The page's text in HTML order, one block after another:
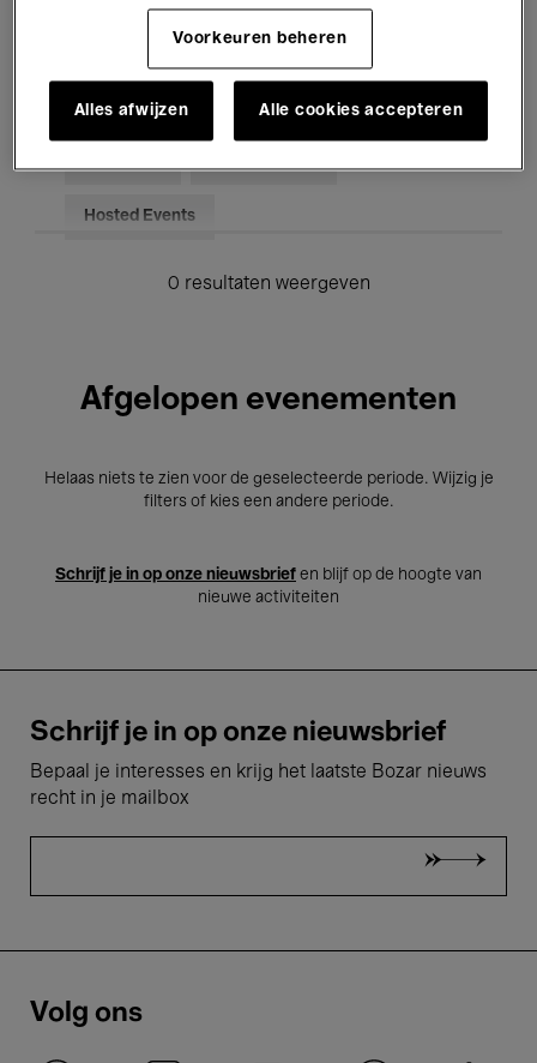
Elektronische Muziek
Voor iedereen Kids’ Palace
Hosted Events
0 resultaten weergeven
Afgelopen evenementen
Helaas niets te zien voor de geselecteerde periode. Wijzig je
filters of kies een andere periode.
Schrijf je in op onze nieuwsbrief en blijf op de hoogte van
nieuwe activiteiten
Schrijf je in op onze nieuwsbrief
Bepaal je interesses en krijg het laatste Bozar nieuws
recht in je mailbox
Volg ons
Voorkeuren beheren
Alles afwijzen Alle cookies accepteren